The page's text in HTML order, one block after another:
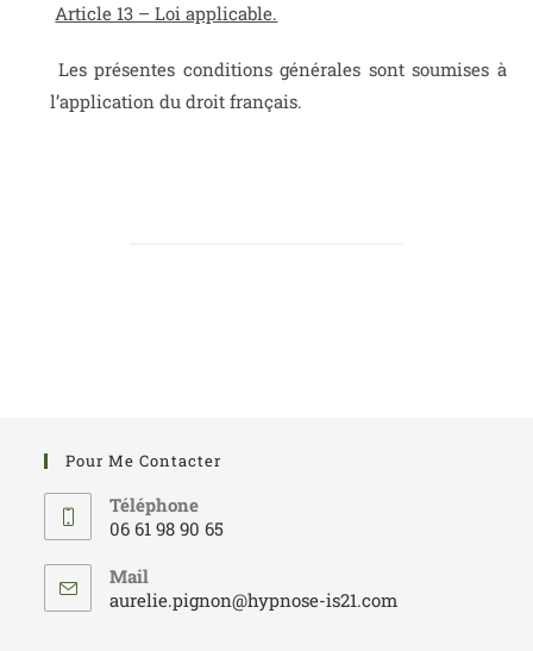
Article 13 – Loi applicable.
Les présentes conditions générales sont soumises à
l’application du droit français.
Pour Me Contacter
Téléphone
06 61 98 90 65
Mail
aurelie.pignon@hypnose-is21.com